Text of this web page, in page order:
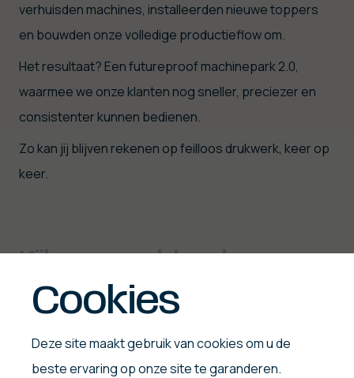
verhuisden machines, installeerden nieuwe toppers
en bouwden onze volledige productieflow om.
Het resultaat? Een futureproof machinepark 2.0,
waarmee we onze klanten nog sneller, preciezer en
consistenter kunnen bedienen.
Zo kan jij blijven rekenen op feilloos drukwerk, keer op
keer.
schermen!
Cookies
Deze site maakt gebruik van cookies om u de
beste ervaring op onze site te garanderen.